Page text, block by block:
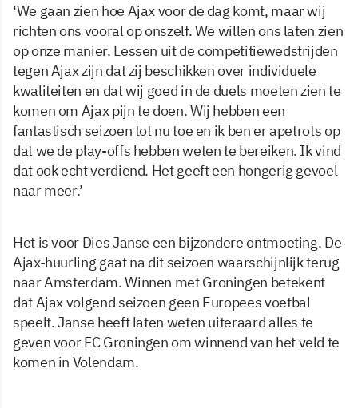
‘We gaan zien hoe Ajax voor de dag komt, maar wij
richten ons vooral op onszelf. We willen ons laten zien
op onze manier. Lessen uit de competitiewedstrijden
tegen Ajax zijn dat zij beschikken over individuele
kwaliteiten en dat wij goed in de duels moeten zien te
komen om Ajax pijn te doen. Wij hebben een
fantastisch seizoen tot nu toe en ik ben er apetrots op
dat we de play-offs hebben weten te bereiken. Ik vind
dat ook echt verdiend. Het geeft een hongerig gevoel
naar meer.’
Het is voor Dies Janse een bijzondere ontmoeting. De
Ajax-huurling gaat na dit seizoen waarschijnlijk terug
naar Amsterdam. Winnen met Groningen betekent
dat Ajax volgend seizoen geen Europees voetbal
speelt. Janse heeft laten weten uiteraard alles te
geven voor FC Groningen om winnend van het veld te
komen in Volendam.